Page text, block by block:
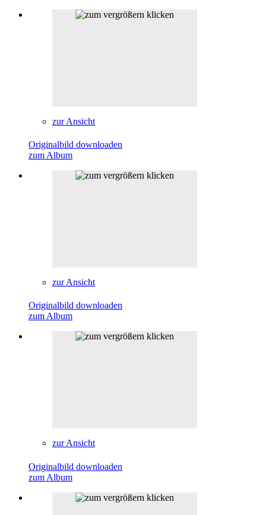
zur Ansicht
Originalbild downloaden
zum Album
zur Ansicht
Originalbild downloaden
zum Album
zur Ansicht
Originalbild downloaden
zum Album